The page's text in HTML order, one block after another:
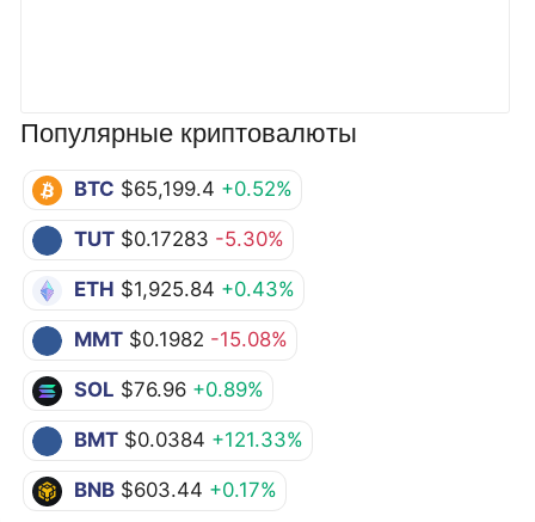
Популярные криптовалюты
BTC $65,199.4 +0.52%
TUT $0.17283 -5.30%
ETH $1,925.84 +0.43%
MMT $0.1982 -15.08%
SOL $76.96 +0.89%
BMT $0.0384 +121.33%
BNB $603.44 +0.17%